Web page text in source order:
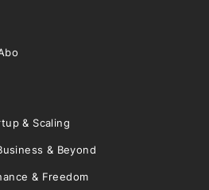
& Scaling
& Beyond
& Freedom